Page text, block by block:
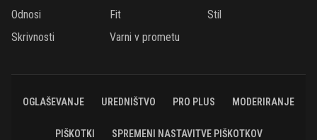
Odnosi
Fit
Stil
Skrivnosti
Varni v prometu
OGLAŠEVANJE UREDNIŠTVO PRO PLUS MODERIRANJE
PIŠKOTKI SPREMENI NASTAVITVE PIŠKOTKOV